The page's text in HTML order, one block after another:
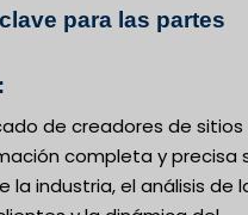
para las partes
de creadores de
completa y precisa
la industria, el análisis de